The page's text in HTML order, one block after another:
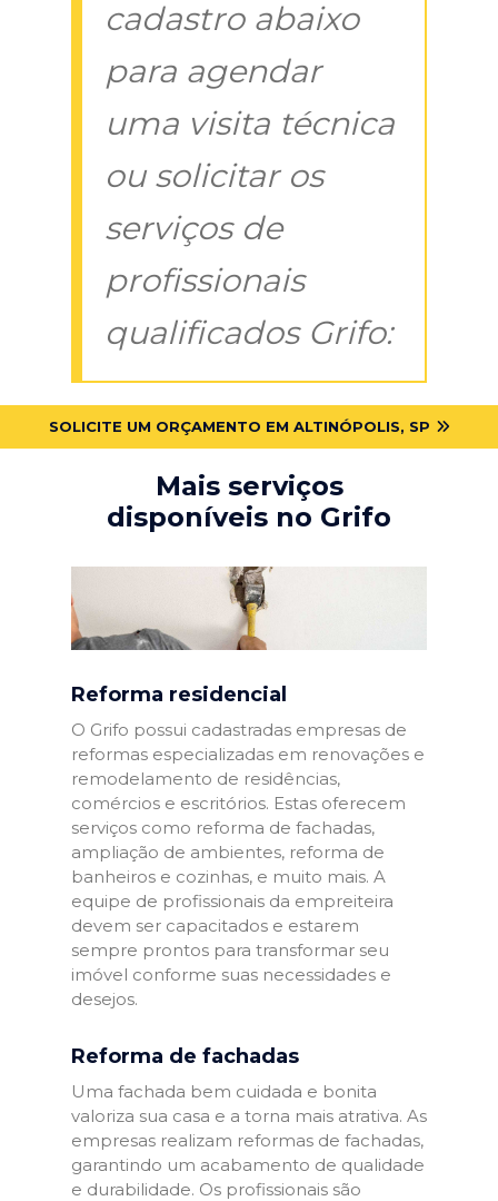
cadastro abaixo
para agendar
uma visita técnica
ou solicitar os
serviços de
profissionais
qualificados Grifo:
SOLICITE UM ORÇAMENTO EM ALTINÓPOLIS, SP
Mais serviços
disponíveis no Grifo
Reforma residencial
O Grifo possui cadastradas empresas de
reformas especializadas em renovações e
remodelamento de residências,
comércios e escritórios. Estas oferecem
serviços como reforma de fachadas,
ampliação de ambientes, reforma de
banheiros e cozinhas, e muito mais. A
equipe de profissionais da empreiteira
devem ser capacitados e estarem
sempre prontos para transformar seu
imóvel conforme suas necessidades e
desejos.
Reforma de fachadas
Uma fachada bem cuidada e bonita
valoriza sua casa e a torna mais atrativa. As
empresas realizam reformas de fachadas,
garantindo um acabamento de qualidade
e durabilidade. Os profissionais são